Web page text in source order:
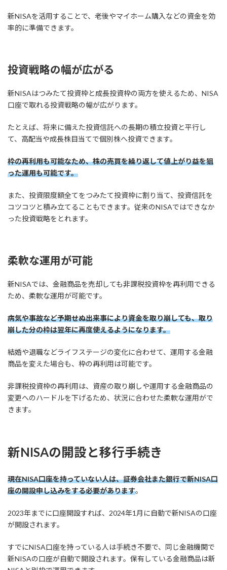
新NISAを活用することで、老後やマイホーム購入などの資金を効
率的に準備できます。
投資戦略の幅が広がる
新NISAはつみたて投資枠と成長投資枠の両方を使えるため、NISA
口座で取れる投資戦略の幅が広がります。
たとえば、将来に備えた投資信託への長期の積立投資と平行し
て、高配当や成長株目当てで個別株へ投資できます。
枠の再利用も可能なため、株の売買を繰り返して値上がり益を狙
った運用も可能です。
また、投資限度額全てをつみたて投資枠に割り当て、投資信託を
コツコツと積み立てることもできます。従来のNISAではできなか
った投資戦略をとれます。
柔軟な運用が可能
新NISAでは、金融商品を売却しても非課税投資枠を再利用できる
ため、柔軟な運用が可能です。
病気や事故など予期せぬ出来事により資金を取り崩しても、取り
崩した分の枠は翌年に再度使えるようになります。
結婚や退職などライフステージの変化に合わせて、運用する金融
商品を変えた場合も、枠の再利用は可能です。
非課税投資枠の再利用は、資産の取り崩しや運用する金融商品の
変更へのハードルを下げるため、状況に合わせた柔軟な運用がで
きます。
新NISAの開設と移行手続き
現在NISA口座を持っていない人は、証券会社また銀行で新NISA口
座の開設申し込みをする必要があります。
2023年までに口座開設すれば、2024年1月に自動で新NISAの口座
が開設されます。
すでにNISA口座を持っている人は手続き不要で、同じ金融機関で
新NISAの口座が自動で開設されます。保有している金融商品は新